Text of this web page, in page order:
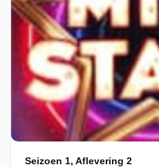
Seizoen 1, Aflevering 2